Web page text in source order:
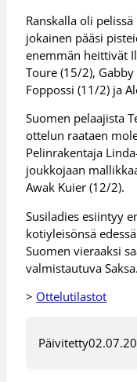
Ranskalla oli
jokainen pääsi
enemmän heittivät
Toure (15/2),
Foppossi (11/2) ja
Suomen pelaajista
ottelun raataen
Pelinrakentaja
joukkojaan
Awak Kuier (12/2).
Susiladies esiintyy
kotiyleisönsä
Suomen vieraaksi
valmistautuva Saksa.
> Ottelutilastot
Päivitetty